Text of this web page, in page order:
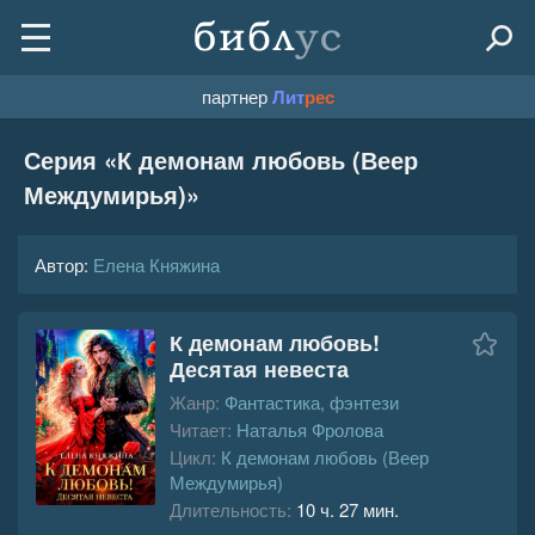
партнерЛитрес
Серия «К демонам любовь (Веер
Междумирья)»
Автор: Елена Княжина
К демонам любовь!
Десятая невеста
Жанр: Фантастика, фэнтези
Читает: Наталья Фролова
Цикл: К демонам любовь (Веер
Междумирья)
Длительность: 10 ч. 27 мин.